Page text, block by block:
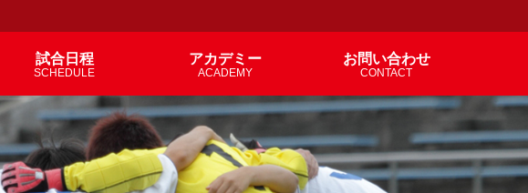
試合日程
SCHEDULE
アカデミー
ACADEMY
お問い合わせ
CONTACT